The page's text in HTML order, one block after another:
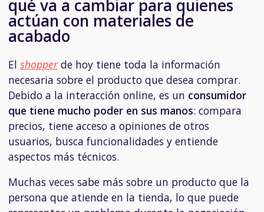
qué va a cambiar para quienes
actúan con materiales de
acabado
El shopperde hoy tiene toda la información
necesaria sobre el producto que desea comprar.
Debido a la interacción online, es un consumidor
que tiene mucho poder en sus manos: compara
precios, tiene acceso a opiniones de otros
usuarios, busca funcionalidades y entiende
aspectos más técnicos.
Muchas veces sabe más sobre un producto que la
persona que atiende en la tienda, lo que puede